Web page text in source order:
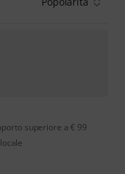
superiore a € 99